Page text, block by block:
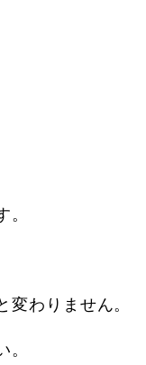
わりません。